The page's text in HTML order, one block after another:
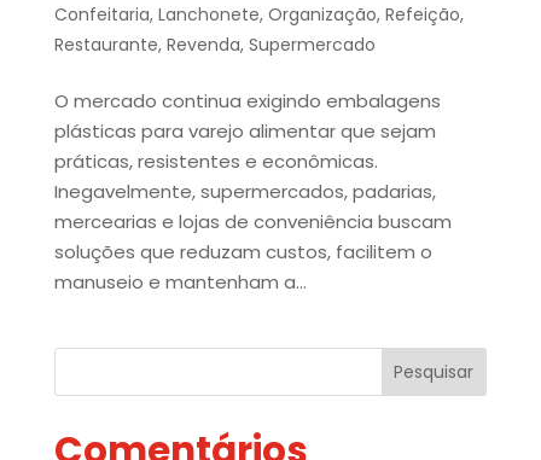
Confeitaria, Lanchonete, Organização, Refeição,
Restaurante, Revenda, Supermercado
O mercado continua exigindo embalagens
plásticas para varejo alimentar que sejam
práticas, resistentes e econômicas.
Inegavelmente, supermercados, padarias,
mercearias e lojas de conveniência buscam
soluções que reduzam custos, facilitem o
manuseio e mantenham a...
Pesquisar